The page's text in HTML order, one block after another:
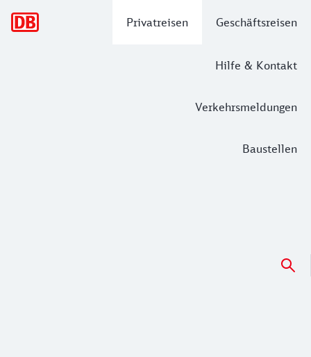
Privatreisen Geschäftsreisen
Hilfe & Kontakt
Verkehrsmeldungen
Baustellen